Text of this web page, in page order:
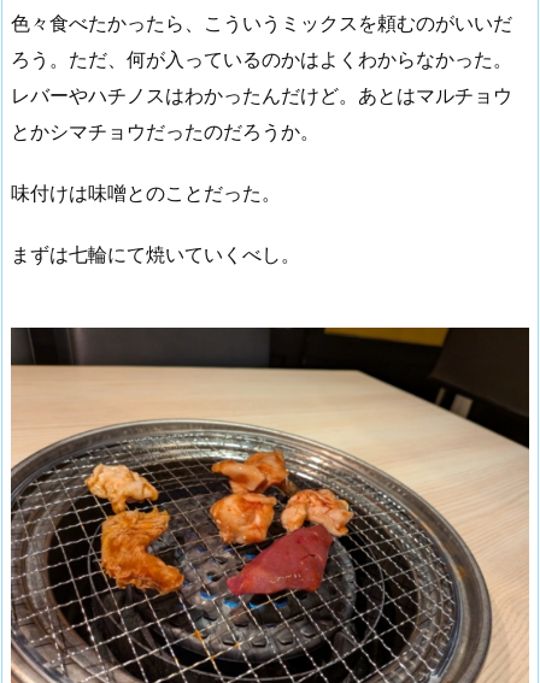
色々食べたかったら、こういうミックスを頼むのがいいだ
ろう。ただ、何が入っているのかはよくわからなかった。
レバーやハチノスはわかったんだけど。あとはマルチョウ
とかシマチョウだったのだろうか。
味付けは味噌とのことだった。
まずは七輪にて焼いていくべし。